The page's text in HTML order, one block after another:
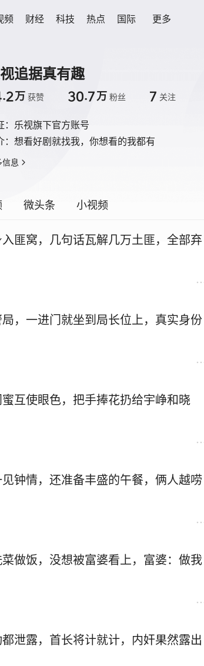
频 财经 科技 热点 国际 更多
追据真有趣
万 获赞 30.7万 粉丝 7 关注
乐视旗下官方账号
想看好剧就找我，你想看的我都有
信息
微头条 小视频
匪窝，几句话瓦解几万土匪，全部弃
，一进门就坐到局长位上，真实身份
互使眼色，把手捧花扔给宇峥和晓
钟情，还准备丰盛的午餐，俩人越唠
做饭，没想被富婆看上，富婆：做我
泄露，首长将计就计，内奸果然露出